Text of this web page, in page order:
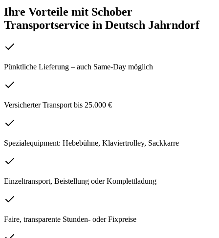
Ihre Vorteile mit Schober
Transportservice in Deutsch Jahrndorf
Pünktliche Lieferung – auch Same-Day möglich
Versicherter Transport bis 25.000 €
Spezialequipment: Hebebühne, Klaviertrolley, Sackkarre
Einzeltransport, Beistellung oder Komplettladung
Faire, transparente Stunden- oder Fixpreise